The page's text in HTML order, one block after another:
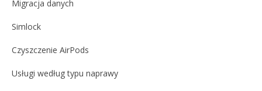
Migracja danych
Simlock
Czyszczenie AirPods
Usługi według typu naprawy